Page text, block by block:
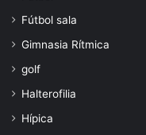
Fútbol sala
Gimnasia Rítmica
golf
Halterofilia
Hípica